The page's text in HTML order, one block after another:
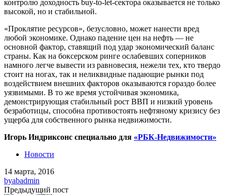
контролю доходность buy-to-let-сектора оказывается не только
высокой, но и стабильной.
«Проклятие ресурсов», безусловно, может нанести вред
любой экономике. Однако падение цен на нефть — не
основной фактор, ставящий под удар экономический баланс
страны. Как на боксерском ринге ослабевших соперников
намного легче вывести из равновесия, нежели тех, кто твердо
стоит на ногах, так и неликвидные падающие рынки под
воздействием внешних факторов оказываются гораздо более
уязвимыми. В то же время устойчивая экономика,
демонстрирующая стабильный рост ВВП и низкий уровень
безработицы, способна противостоять нефтяному кризису без
ущерба для собственного рынка недвижимости.
Игорь Индриксонс специально для «РБК-Недвижимости»
Новости
14 марта, 2016
byabadmin
Предыдущий пост